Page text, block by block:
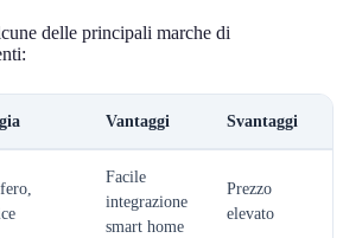
delle principali marche di
Vantaggi Svantaggi
Facile
integrazione
smart home
Prezzo
elevato